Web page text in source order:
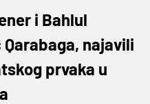
i Bahlul
najavili
prvaka u